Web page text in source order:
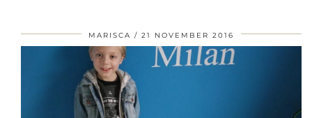
MARISCA 21 NOVEMBER 2016